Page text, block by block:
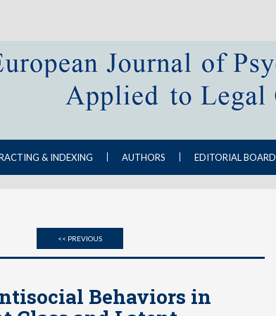
& INDEXING AUTHORS EDITORIAL BOARD
<< PREVIOUS
Behaviors in